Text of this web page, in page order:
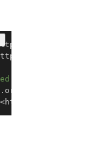
www.w3.org/
purl.org/dc/
CC0-lisens
datasett1
<http://